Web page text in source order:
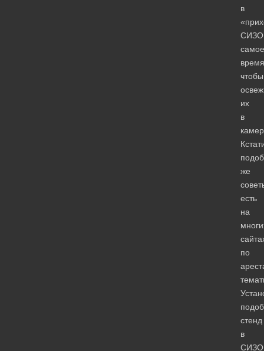
в
СИЗО
самое
чтобы
их
в
же
есть
на
по
стенд
в
СИЗО